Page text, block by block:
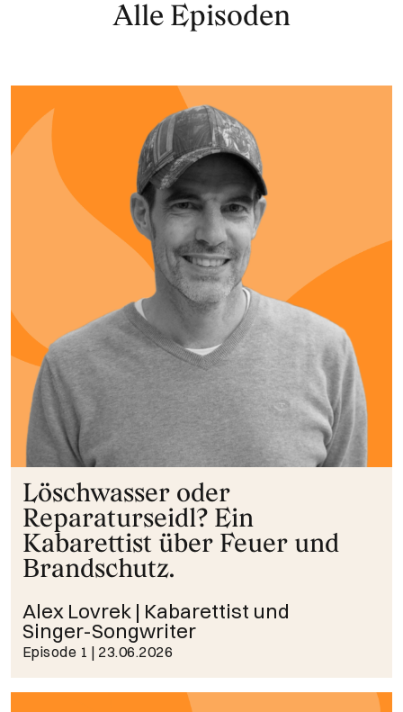
Alle Episoden
Löschwasser oder
Reparaturseidl? Ein
Kabarettist über Feuer und
Brandschutz.
Alex Lovrek | Kabarettist und
Singer-Songwriter
Episode 1 | 23.06.2026